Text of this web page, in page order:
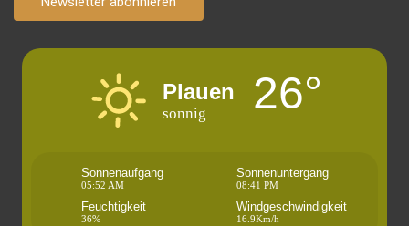
Plauen
sonnig 26°
Sonnenaufgang
05:52 AM
Sonnenuntergang
08:41 PM
Feuchtigkeit
36%
Windgeschwindigkeit
16.9Km/h